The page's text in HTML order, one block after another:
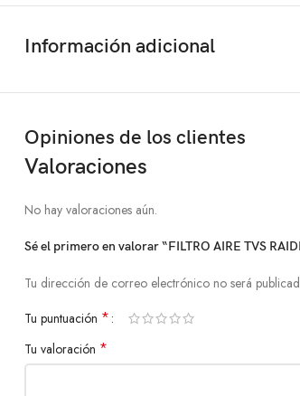
Información adicional
Opiniones de los clientes
Valoraciones
No hay valoraciones aún.
Sé el primero en valorar “FILTRO AIRE TVS
Tu dirección de correo electrónico no será
Tu puntuación *
Tu valoración *